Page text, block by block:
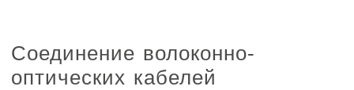
Соединение волоконно-
оптических кабелей